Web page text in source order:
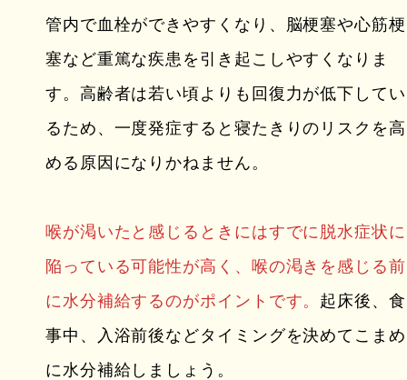
管内で血栓ができやすくなり、脳梗塞や心筋梗
塞など重篤な疾患を引き起こしやすくなりま
す。高齢者は若い頃よりも回復力が低下してい
るため、一度発症すると寝たきりのリスクを高
める原因になりかねません。
喉が渇いたと感じるときにはすでに脱水症状に
陥っている可能性が高く、喉の渇きを感じる前
に水分補給するのがポイントです。 起床後、食
事中、入浴前後などタイミングを決めてこまめ
に水分補給しましょう。